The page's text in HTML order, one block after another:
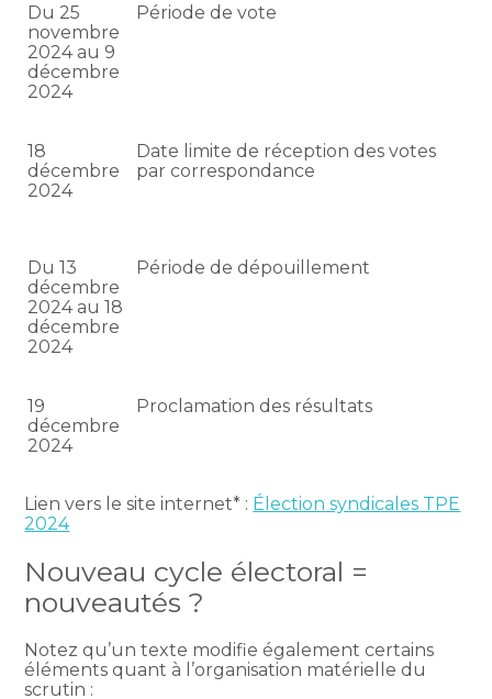
Du 25
novembre
2024 au 9
décembre
2024
Période de vote
18
décembre
2024
Date limite de réception des votes
par correspondance
Du 13
décembre
2024 au 18
décembre
2024
Période de dépouillement
19
décembre
2024
Proclamation des résultats
Lien vers le site internet* : Élection syndicales TPE
2024
Nouveau cycle électoral =
nouveautés ?
Notez qu’un texte modifie également certains
éléments quant à l’organisation matérielle du
scrutin :